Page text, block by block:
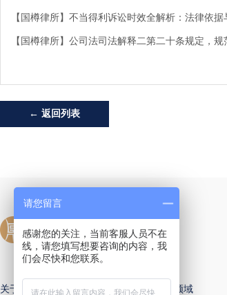
【国樽律所】不当得利诉讼时效全解析：法律依
【国樽律所】公司法司法解释二第二十条规定，
← 返回列表
关于国樽 全球办公室 专业领域
请您留言
感谢您的关注，当前客服人员不在
线，请您填写想要咨询的内容，我
们会尽快和您联系。